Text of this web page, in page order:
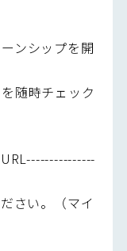
ンシップを開
随時チェック
さい。（マイ